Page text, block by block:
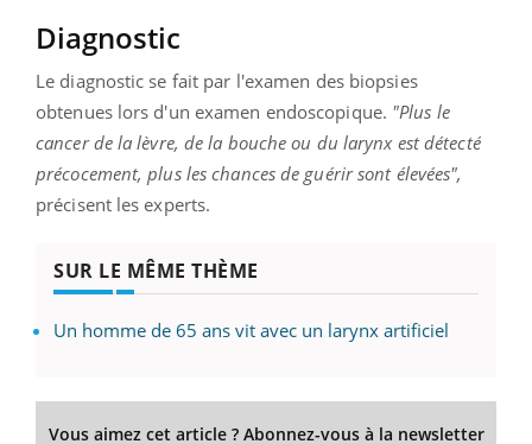
Diagnostic
Le diagnostic se fait par l'examen des biopsies
obtenues lors d'un examen endoscopique. "Plus le
cancer de la lèvre, de la bouche ou du larynx est détecté
précocement, plus les chances de guérir sont élevées",
précisent les experts.
SUR LE MÊME THÈME
Un homme de 65 ans vit avec un larynx artificiel
Vous aimez cet article ? Abonnez-vous à la newsletter